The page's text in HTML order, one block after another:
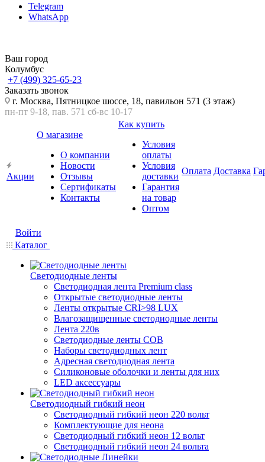
Telegram
WhatsApp
Ваш город
Колумбус
+7 (499) 325-65-23
Заказать звонок
г. Москва, Пятницкое шоссе, 18, павильон 571 (3 этаж)
пн-пт 9-18, пав. 571 сб-вс 10-17
Акции
О магазине
О компании
Новости
Отзывы
Сертификаты
Контакты
Как купить
Условия
оплаты
Условия
доставки
Гарантия
на товар
Оптом
Оплата Доставка
Войти
Каталог
Светодиодные ленты
Светодиодная лента Premium class
Открытые светодиодные ленты
Ленты открытые CRI>98 LUX
Влагозащищенные светодиодные ленты
Лента 220в
Светодиодные ленты COB
Наборы светодиодных лент
Адресная светодиодная лента
Силиконовые оболочки и ленты для них
LED аксессуары
Светодиодный гибкий неон
Светодиодный гибкий неон 220 вольт
Комплектующие для неона
Светодиодный гибкий неон 12 вольт
Светодиодный гибкий неон 24 вольта